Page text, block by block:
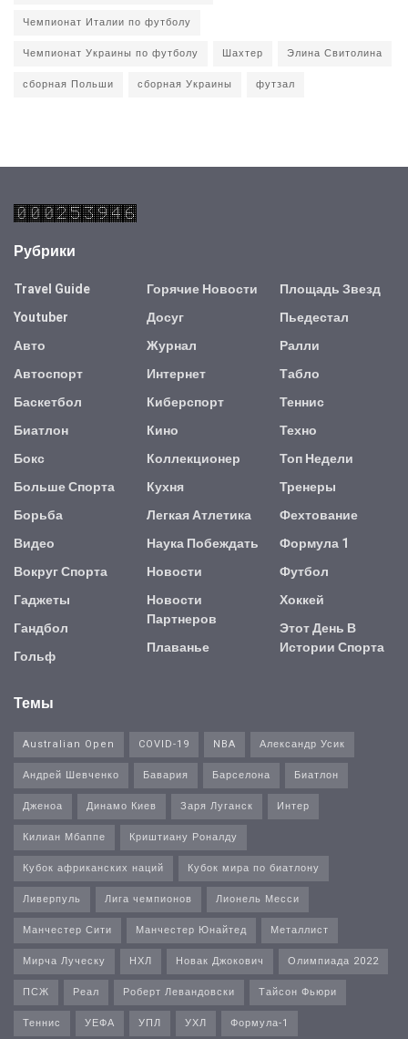
Чемпионат Италии по футболу
Чемпионат Украины по футболу
Шахтер
Элина Свитолина
сборная Польши
сборная Украины футзал
Рубрики
Travel Guide
Youtuber
Авто
Автоспорт
Баскетбол
Биатлон
Бокс
Больше Спорта
Борьба
Видео
Вокруг Спорта
Гаджеты
Гандбол
Гольф
Горячие Новости
Досуг
Журнал
Интернет
Киберспорт
Кино
Коллекционер
Кухня
Легкая Атлетика
Наука Побеждать
Новости
Новости
Партнеров
Плаванье
Площадь Звезд
Пьедестал
Ралли
Табло
Теннис
Техно
Топ Недели
Тренеры
Фехтование
Формула 1
Футбол
Хоккей
Этот День В
Истории Спорта
Темы
Australian Open COVID-19 NBA
Александр Усик
Андрей Шевченко
Бавария Барселона
Биатлон
Дженоа
Динамо Киев Заря Луганск
Интер
Килиан Мбаппе
Криштиану Роналду
Кубок африканских наций
Кубок мира по биатлону
Ливерпуль
Лига чемпионов
Лионель Месси
Манчестер Сити
Манчестер Юнайтед
Металлист
Мирча Луческу
НХЛ Новак Джокович
Олимпиада 2022
ПСЖ
Реал Роберт Левандовски
Тайсон Фьюри
Теннис
УЕФА УПЛ УХЛ Формула-1